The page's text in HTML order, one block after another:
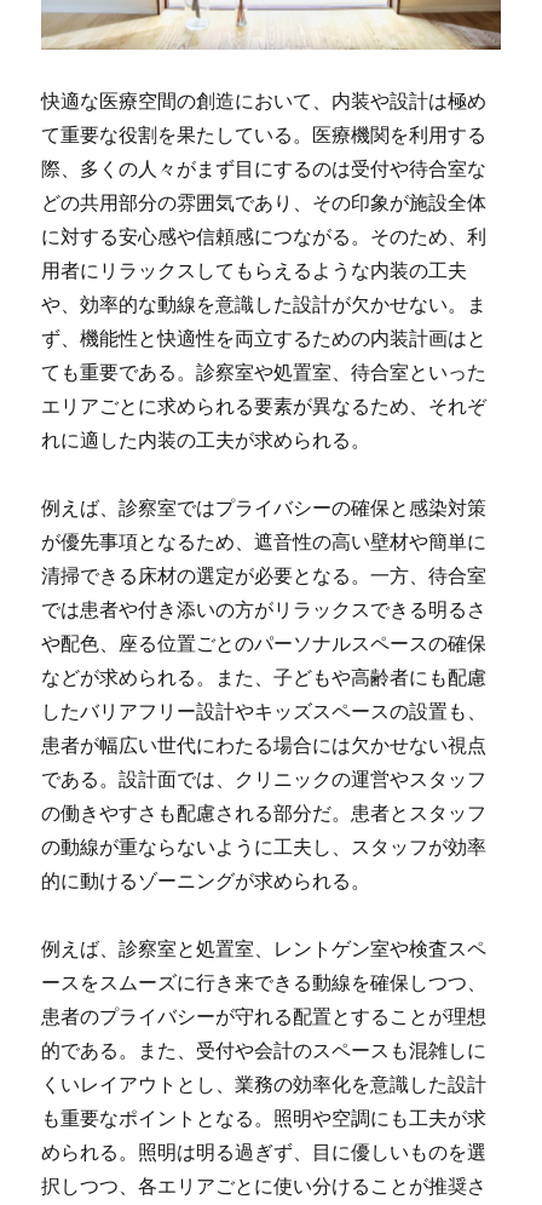
快適な医療空間の創造において、内装や設計は極め
て重要な役割を果たしている。 医療機関を利用する
際、多くの人々がまず目にするのは受付や待合室な
どの共用部分の雰囲気であり、その印象が施設全体
に対する安心感や信頼感につながる。そのため、利
用者にリラックスしてもらえるような内装の工夫
や、効率的な動線を意識した設計が欠かせない。ま
ず、機能性と快適性を両立するための内装計画はと
ても重要である。診察室や処置室、待合室といった
エリアごとに求められる要素が異なるため、それぞ
れに適した内装の工夫が求められる。
例えば、診察室ではプライバシーの確保と感染対策
が優先事項となるため、遮音性の高い壁材や簡単に
清掃できる床材の選定が必要となる。一方、待合室
では患者や付き添いの方がリラックスできる明るさ
や配色、座る位置ごとのパーソナルスペースの確保
などが求められる。また、子どもや高齢者にも配慮
したバリアフリー設計やキッズスペースの設置も、
患者が幅広い世代にわたる場合には欠かせない視点
である。設計面では、クリニックの運営やスタッフ
の働きやすさも配慮される部分だ。患者とスタッフ
の動線が重ならないように工夫し、スタッフが効率
的に動けるゾーニングが求められる。
例えば、診察室と処置室、レントゲン室や検査スペ
ースをスムーズに行き来できる動線を確保しつつ、
患者のプライバシーが守れる配置とすることが理想
的である。また、受付や会計のスペースも混雑しに
くいレイアウトとし、業務の効率化を意識した設計
も重要なポイントとなる。照明や空調にも工夫が求
められる。照明は明る過ぎず、目に優しいものを選
択しつつ、各エリアごとに使い分けることが推奨さ